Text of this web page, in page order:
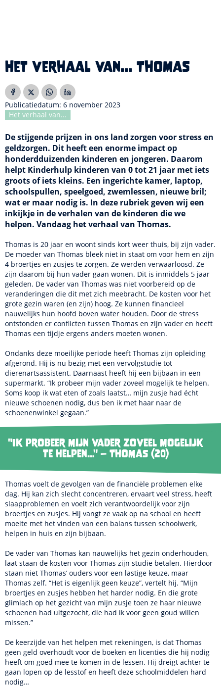
Het verhaal van... Thomas
Publicatiedatum: 6 november 2023
Het verhaal van...
De stijgende prijzen in ons land zorgen voor stress en
geldzorgen. Dit heeft een enorme impact op
honderdduizenden kinderen en jongeren. Daarom
helpt Kinderhulp kinderen van 0 tot 21 jaar met iets
groots of iets kleins. Een ingerichte kamer, laptop,
schoolspullen, speelgoed, zwemlessen, nieuwe bril;
wat er maar nodig is. In deze rubriek geven wij een
inkijkje in de verhalen van de kinderen die we
helpen. Vandaag het verhaal van Thomas.
Thomas is 20 jaar en woont sinds kort weer thuis, bij zijn vader.
De moeder van Thomas bleek niet in staat om voor hem en zijn
4 broertjes en zusjes te zorgen. Ze werden verwaarloosd. Ze
zijn daarom bij hun vader gaan wonen. Dit is inmiddels 5 jaar
geleden. De vader van Thomas was niet voorbereid op de
veranderingen die dit met zich meebracht. De kosten voor het
grote gezin waren (en zijn) hoog. Ze kunnen financieel
nauwelijks hun hoofd boven water houden. Door de stress
ontstonden er conflicten tussen Thomas en zijn vader en heeft
Thomas een tijdje ergens anders moeten wonen.
Ondanks deze moeilijke periode heeft Thomas zijn opleiding
afgerond. Hij is nu bezig met een vervolgstudie tot
dierenartsassistent. Daarnaast heeft hij een bijbaan in een
supermarkt. “Ik probeer mijn vader zoveel mogelijk te helpen.
Soms koop ik wat eten of zoals laatst… mijn zusje had écht
nieuwe schoenen nodig, dus ben ik met haar naar de
schoenenwinkel gegaan.”
"Ik probeer mijn vader zoveel mogelijk
te helpen…" – Thomas (20)
Thomas voelt de gevolgen van de financiële problemen elke
dag. Hij kan zich slecht concentreren, ervaart veel stress, heeft
slaapproblemen en voelt zich verantwoordelijk voor zijn
broertjes en zusjes. Hij vangt ze vaak op na school en heeft
moeite met het vinden van een balans tussen schoolwerk,
helpen in huis en zijn bijbaan.
De vader van Thomas kan nauwelijks het gezin onderhouden,
laat staan de kosten voor Thomas zijn studie betalen. Hierdoor
staan niet Thomas’ ouders voor een lastige keuze, maar
Thomas zelf. “Het is eigenlijk geen keuze”, vertelt hij. “Mijn
broertjes en zusjes hebben het harder nodig. En die grote
glimlach op het gezicht van mijn zusje toen ze haar nieuwe
schoenen had uitgezocht, die had ik voor geen goud willen
missen.”
De keerzijde van het helpen met rekeningen, is dat Thomas
geen geld overhoudt voor de boeken en licenties die hij nodig
heeft om goed mee te komen in de lessen. Hij dreigt achter te
gaan lopen op de lesstof en heeft deze schoolmiddelen hard
nodig…